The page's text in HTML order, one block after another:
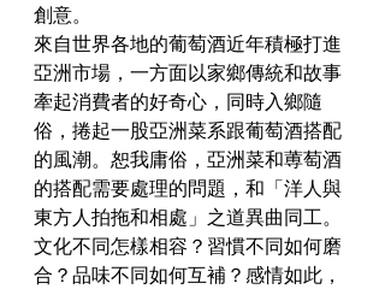
創意。
來自世界各地的葡萄酒近年積極打進
亞洲市場，一方面以家鄉傳統和故事
牽起消費者的好奇心，同時入鄉隨
俗，捲起一股亞洲菜系跟葡萄酒搭配
的風潮。恕我庸俗，亞洲菜和蒪萄酒
的搭配需要處理的問題，和「洋人與
東方人拍拖和相處」之道異曲同工。
文化不同怎樣相容？習慣不同如何磨
合？品味不同如何互補？感情如此，